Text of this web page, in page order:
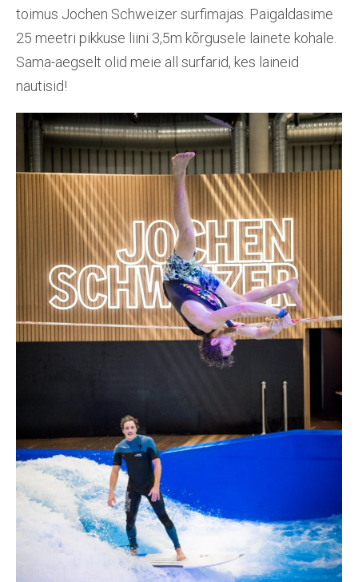
toimus Jochen Schweizer surfimajas. Paigaldasime
25 meetri pikkuse liini 3,5m kõrgusele lainete kohale.
Sama-aegselt olid meie all surfarid, kes laineid
nautisid!